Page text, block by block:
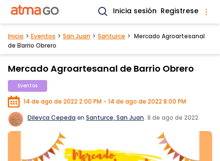
Inicia sesión Registrese
Inicio Eventos San Juan Santurce
Mercado Agroartesanal
de Barrio Obrero
Mercado Agroartesanal de Barrio Obrero
Eventos
14 de ago de 2022 2:00 PM - 14 de ago de 2022 8:00 PM
Dileyca Cepeda en Santurce, San Juan. 8 de ago de 2022